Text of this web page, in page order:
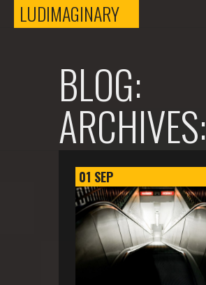
LUDIMAGINARYLUDIMAGINARY
BLOG:
ARCHIVES:
01 SEP